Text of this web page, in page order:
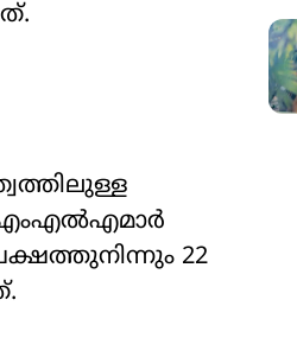
എംഎൽഎമാർ
22